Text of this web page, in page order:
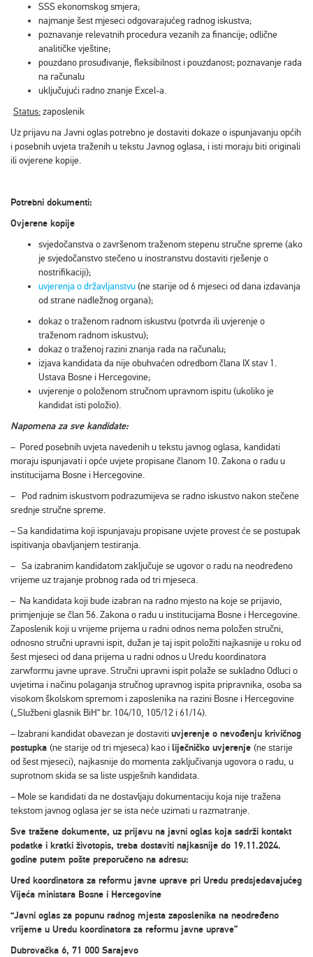
SSS ekonomskog smjera;
najmanje šest mjeseci odgovarajućeg radnog iskustva;
poznavanje relevatnih procedura vezanih za financije; odlične
analitičke vještine;
pouzdano prosuđivanje, fleksibilnost i pouzdanost; poznavanje rada
na računalu
uključujući radno znanje Excel-a.
Status:zaposlenik
Uz prijavu na Javni oglas potrebno je dostaviti dokaze o ispunjavanju općih
i posebnih uvjeta traženih u tekstu Javnog oglasa, i isti moraju biti originali
ili ovjerene kopije.
Potrebni dokumenti:
Ovjerene kopije
svjedočanstva o završenom traženom stepenu stručne spreme (ako
je svjedočanstvo stečeno u inostranstvu dostaviti rješenje o
nostrifikaciji);
uvjerenja o državljanstvu(ne starije od 6 mjeseci od dana izdavanja
od strane nadležnog organa);
dokaz o traženom radnom iskustvu (potvrda ili uvjerenje o
traženom radnom iskustvu);
dokaz o traženoj razini znanja rada na računalu;
izjava kandidata da nije obuhvaćen odredbom člana IX stav 1.
Ustava Bosne i Hercegovine;
uvjerenje o položenom stručnom upravnom ispitu (ukoliko je
kandidat isti položio).
Napomena za sve kandidate:
– Pored posebnih uvjeta navedenih u tekstu javnog oglasa, kandidati
moraju ispunjavati i opće uvjete propisane članom 10. Zakona o radu u
institucijama Bosne i Hercegovine.
– Pod radnim iskustvom podrazumijeva se radno iskustvo nakon stečene
srednje stručne spreme.
– Sa kandidatima koji ispunjavaju propisane uvjete provest će se postupak
ispitivanja obavljanjem testiranja.
– Sa izabranim kandidatom zaključuje se ugovor o radu na neodređeno
vrijeme uz trajanje probnog rada od tri mjeseca.
– Na kandidata koji bude izabran na radno mjesto na koje se prijavio,
primjenjuje se član 56. Zakona o radu u institucijama Bosne i Hercegovine.
Zaposlenik koji u vrijeme prijema u radni odnos nema položen stručni,
odnosno stručni upravni ispit, dužan je taj ispit položiti najkasnije u roku od
šest mjeseci od dana prijema u radni odnos u Uredu koordinatora
zarwformu javne uprave. Stručni upravni ispit polaže se sukladno Odluci o
uvjetima i načinu polaganja stručnog upravnog ispita pripravnika, osoba sa
visokom školskom spremom i zaposlenika na razini Bosne i Hercegovine
(„Službeni glasnik BiH“ br. 104/10, 105/12 i 61/14).
– Izabrani kandidat obavezan je dostavitiuvjerenje o nevođenju krivičnog
postupka (ne starije od tri mjeseca) kao i liječničko uvjerenje (ne starije
od šest mjeseci), najkasnije do momenta zaključivanja ugovora o radu, u
suprotnom skida se sa liste uspješnih kandidata.
– Mole se kandidati da ne dostavljaju dokumentaciju koja nije tražena
tekstom javnog oglasa jer se ista neće uzimati u razmatranje.
Sve tražene dokumente, uz prijavu na javni oglas koja sadrži kontakt
podatke i kratki životopis, treba dostaviti najkasnije do 19.11.2024.
godine putem pošte preporučeno na adresu:
Ured koordinatora za reformu javne uprave pri Uredu predsjedavajućeg
Vijeća ministara Bosne i Hercegovine
“Javni oglas za popunu radnog mjesta zaposlenika na neodređeno
vrijeme u Uredu koordinatora za reformu javne uprave”
Dubrovačka 6, 71 000 Sarajevo